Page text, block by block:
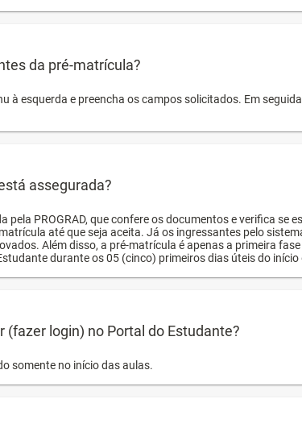
da pré-matrícula?
à esquerda e preencha os campos solicitados. Em
assegurada?
pela PROGRAD, que confere os documentos e verifica se
até que seja aceita. Já os ingressantes pelo
Além disso, a pré-matrícula é apenas a primeira
durante os 05 (cinco) primeiros dias úteis do
login) no Portal do Estudante?
somente no início das aulas.